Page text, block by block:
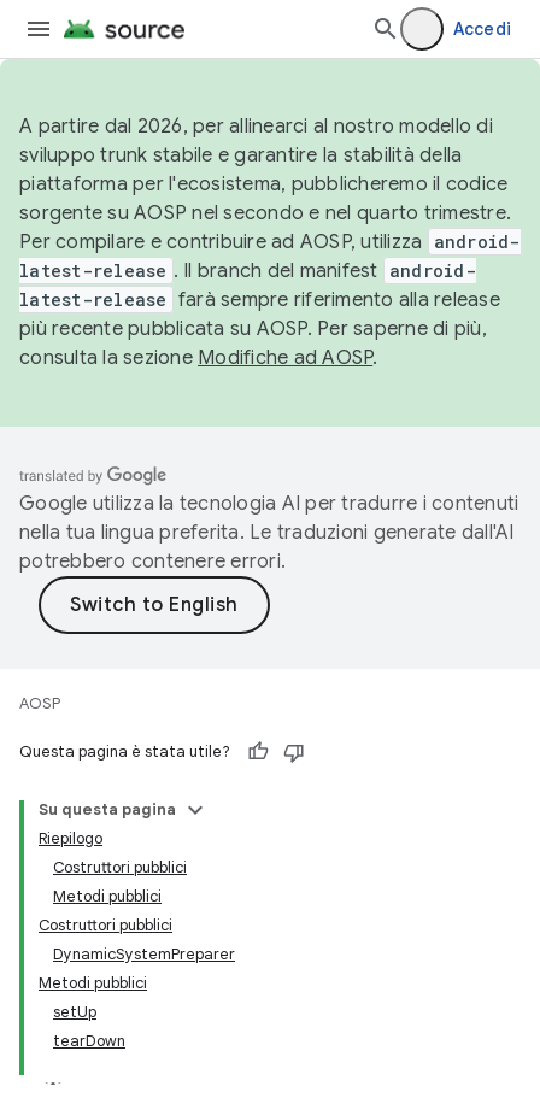
Accedi
A partire dal 2026, per allinearci al nostro modello di
sviluppo trunk stabile e garantire la stabilità della
piattaforma per l'ecosistema, pubblicheremo il codice
sorgente su AOSP nel secondo e nel quarto trimestre.
Per compilare e contribuire ad AOSP, utilizza
android-
latest-release . Il branch del manifest android-
latest-release farà sempre riferimento alla release
più recente pubblicata su AOSP. Per saperne di più,
consulta la sezione Modifiche ad AOSP.
Google utilizza la tecnologia AI per tradurre i contenuti
nella tua lingua preferita. Le traduzioni generate dall'AI
potrebbero contenere errori.
AOSP
Questa pagina è stata utile?
Su questa pagina
Riepilogo
Costruttori pubblici
Metodi pubblici
Costruttori pubblici
DynamicSystemPreparer
Metodi pubblici
setUp
tearDown